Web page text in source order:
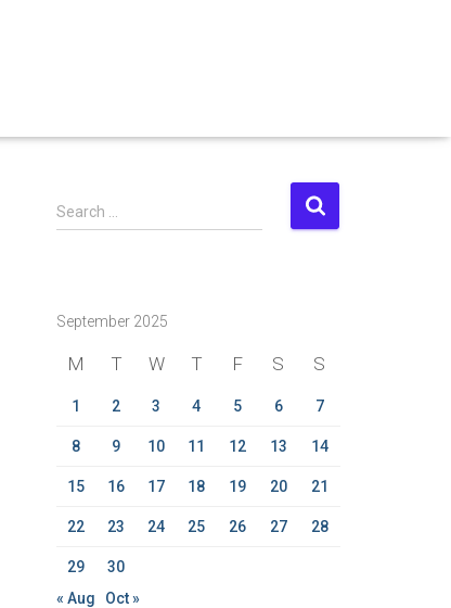
S
e
h
Search …
September 2025
M T W T F S S
1 2 3 4 5 6 7
8 9 10 11 12 13 14
15 16 17 18 19 20 21
22 23 24 25 26 27 28
29
30
« Aug
Oct »